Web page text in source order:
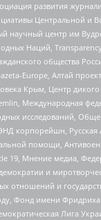
развития
Центральной
центр им
Наций,
общества
Europe, Алтай
Крым, Центр
Международная
исследований,
корпорейшн,
помощи,
Мнение медиа,
и
и
имени
Лига